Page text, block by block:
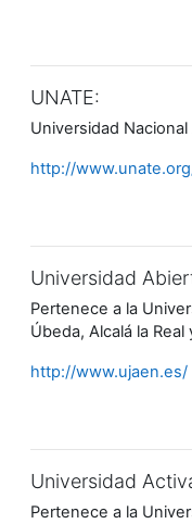
UNATE:
Universidad
http://
Universidad
Pertenece a la
Úbeda, Alcalá la Real
http://www.ujaen.es/
Universidad
Pertenece a la